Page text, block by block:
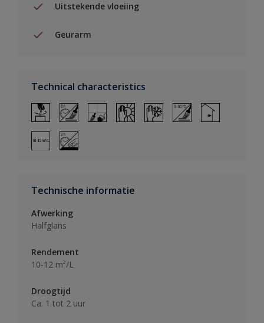
Uitstekende vloeiing
Geurarm
Technical characteristics
Technische informatie
Afwerking
Halfglans
Rendement
10-12 m²/L
Droogtijd
Ca. 1 tot 2 uur